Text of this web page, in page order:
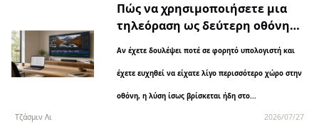
Πώς να χρησιμοποιήσετε μια
τηλεόραση ως δεύτερη οθόνη
το 2026
Αν έχετε δουλέψει ποτέ σε φορητό υπολογιστή και
έχετε ευχηθεί να είχατε λίγο περισσότερο χώρο στην
οθόνη, η λύση ίσως βρίσκεται ήδη στο...
Τζάσμιν Λι 2026/07/27